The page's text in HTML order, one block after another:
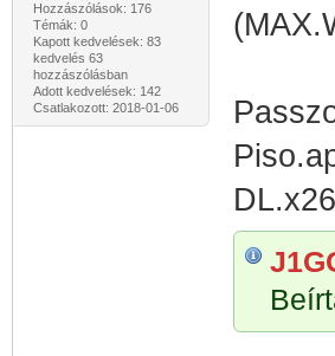
Hozzászólások: 176
Témák: 0
Kapott kedvelések: 83
kedvelés 63
hozzászólásban
Adott kedvelések: 142
Csatlakozott: 2018-01-06